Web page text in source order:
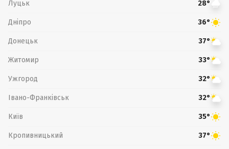
Луцьк 28°
Дніпро 36°
Донецьк 37°
Житомир 33°
Ужгород 32°
Івано-Франківськ 32°
Київ 35°
Кропивницький 37°